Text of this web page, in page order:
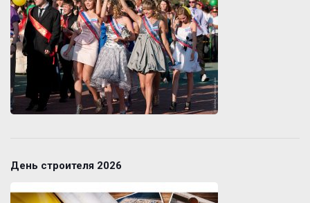
День строителя 2026